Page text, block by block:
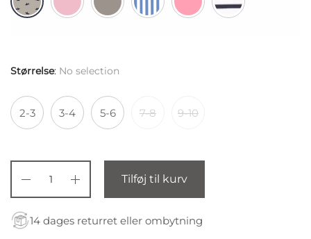
Størrelse: No selection
2-3 3-4 5-6 7-8 9-10
Tilføj til kurv
14 dages returret eller ombytning